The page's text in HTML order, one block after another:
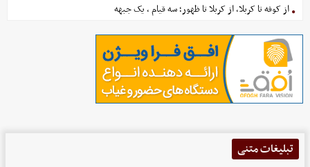
از کوفه تا کربلا، از کربلا تا ظهور؛ سه قیام ، یک جبهه
تبلیغات متنی